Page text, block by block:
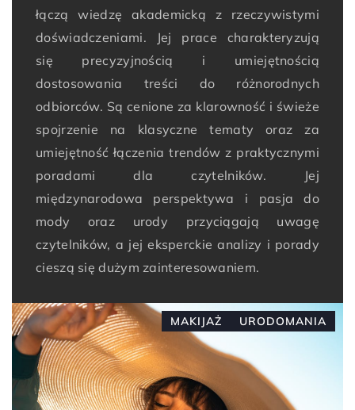
łączą wiedzę akademicką z rzeczywistymi
doświadczeniami. Jej prace charakteryzują
się precyzyjnością i umiejętnością
dostosowania treści do różnorodnych
odbiorców. Są cenione za klarowność i świeże
spojrzenie na klasyczne tematy oraz za
umiejętność łączenia trendów z praktycznymi
poradami dla czytelników. Jej
międzynarodowa perspektywa i pasja do
mody oraz urody przyciągają uwagę
czytelników, a jej eksperckie analizy i porady
cieszą się dużym zainteresowaniem.
MAKIJAŻ URODOMANIA